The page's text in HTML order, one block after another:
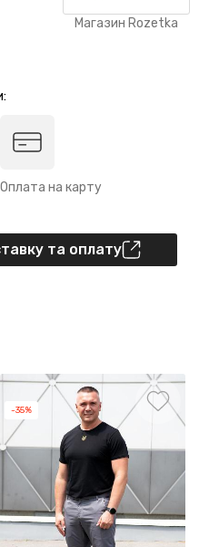
Магазин Rozetka
Оплата на карту
та оплату
-35%